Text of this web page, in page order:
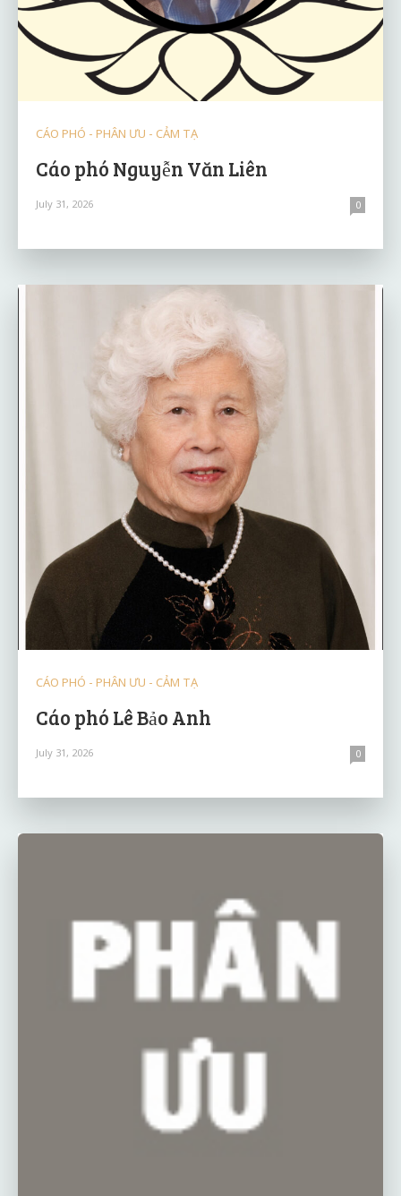
CÁO PHÓ - PHÂN ƯU - CẢM TẠ
Cáo phó Nguyễn Văn Liên
July 31, 2026 0
CÁO PHÓ - PHÂN ƯU - CẢM TẠ
Cáo phó Lê Bảo Anh
July 31, 2026 0